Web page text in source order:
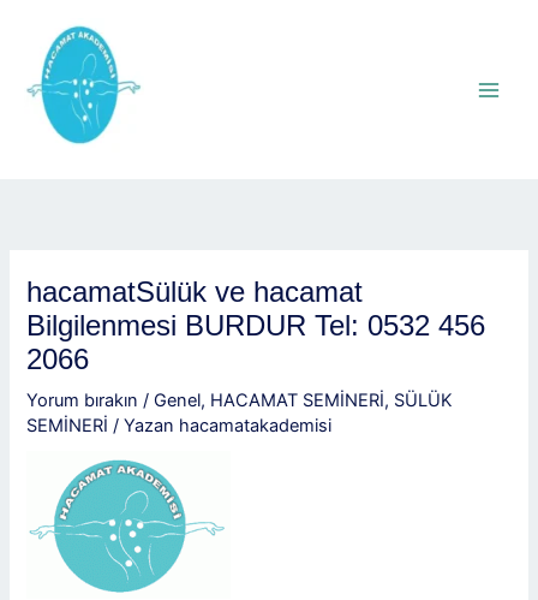
hacamatSülük ve hacamat
Bilgilenmesi BURDUR Tel: 0532 456
2066
Yorum bırakın /Genel, HACAMAT SEMİNERİ, SÜLÜK
SEMİNERİ / Yazan hacamatakademisi